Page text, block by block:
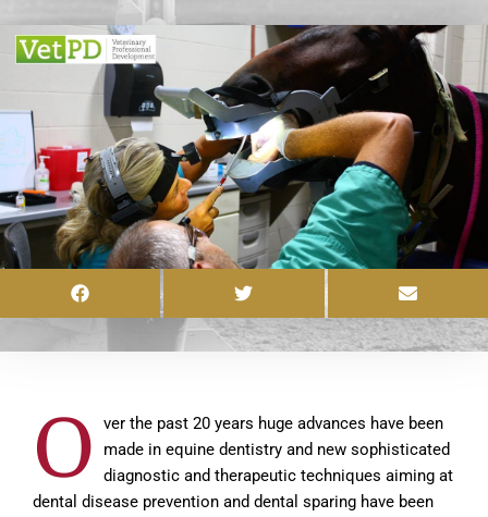
O
ver the past 20 years huge advances have been
made in equine dentistry and new sophisticated
diagnostic and therapeutic techniques aiming at
dental disease prevention and dental sparing have been